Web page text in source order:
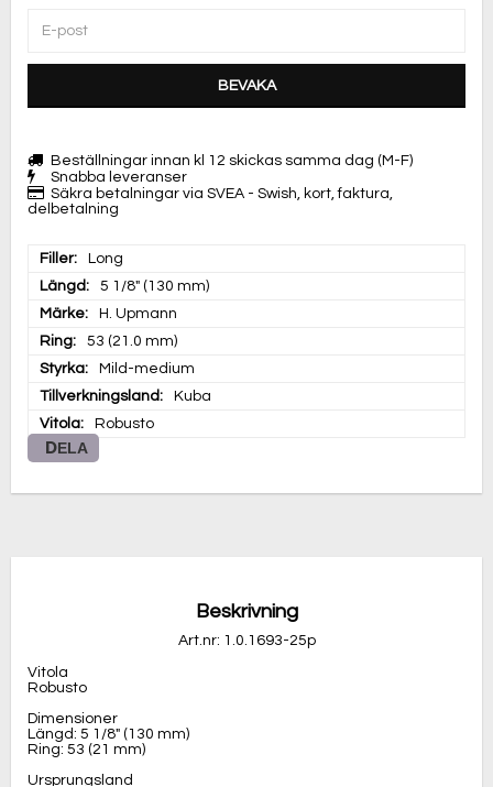
BEVAKA
Beställningar innan kl 12 skickas samma dag (M-F)
Snabba leveranser
Säkra betalningar via SVEA - Swish, kort, faktura,
delbetalning
Filler
Long
Längd
5 1/8" (130 mm)
Märke
H. Upmann
Ring
53 (21.0 mm)
Styrka
Mild-medium
Tillverkningsland
Kuba
Vitola
Robusto
DELA
Beskrivning
Art.nr: 1.0.1693-25p
Vitola
Robusto
Dimensioner
Längd: 5 1/8" (130 mm)
Ring: 53 (21 mm)
Ursprungsland